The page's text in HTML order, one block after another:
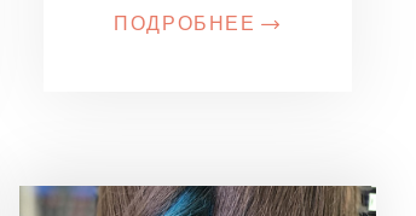
ПОДРОБНЕЕ